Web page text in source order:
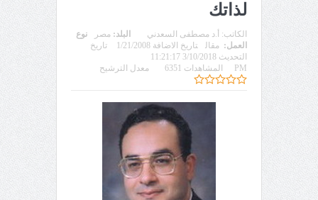
لذاتك
الكاتب: أ.د مصطفى السعدني البلد: مصر
نوع
العمل: مقال تاريخ الاضافة 1/21/2008
تاريخ
التحديث 3/10/2018 11:21:17
PM
المشاهدات 6351 معدل الترشيح